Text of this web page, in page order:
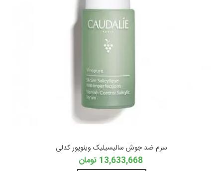
سرم ضد جوش سالیسیلیک وینوپور کدلی
13,633,668 تومان